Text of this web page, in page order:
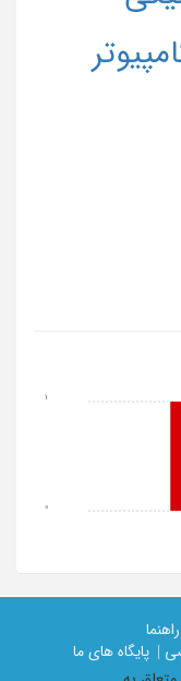
0
1
راهنما
|
پایگاه های ما